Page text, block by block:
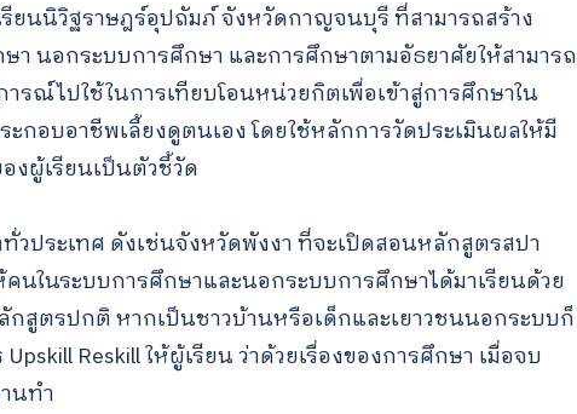
เรียนนิวิฐราษฎร์อุปถัมภ์ จังหวัดกาญจนบุรี ที่สามารถสร้าง
า นอกระบบการศึกษา และการศึกษาตามอัธยาศัยให้สามารถ
รณ์ไปใช้ในการเทียบโอนหน่วยกิตเพื่อเข้าสู่การศึกษาใน
กอบอาชีพเลี้ยงดูตนเอง โดยใช้หลักการวัดประเมินผลให้มี
ผู้เรียนเป็นตัวชี้วัด
วประเทศ ดังเช่นจังหวัดพังงา ที่จะเปิดสอนหลักสูตรสปา
นในระบบการศึกษาและนอกระบบการศึกษาได้มาเรียนด้วย
สูตรปกติ หากเป็นชาวบ้านหรือเด็กและเยาวชนนอกระบบก็
Reskill ให้ผู้เรียน ว่าด้วยเรื่องของการศึกษา เมื่อจบ
นทำ